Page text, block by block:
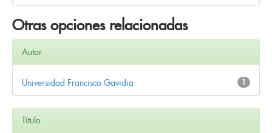
Otras opciones relacionadas
Autor
1
Universidad Francisco Gavidia
Título